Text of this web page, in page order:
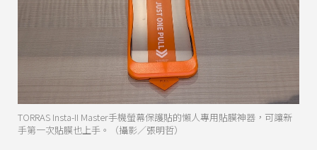
TORRAS Insta-II Master手機螢幕保護貼的懶人專用貼膜神器，可讓新
手第一次貼膜也上手。（攝影／張明哲）